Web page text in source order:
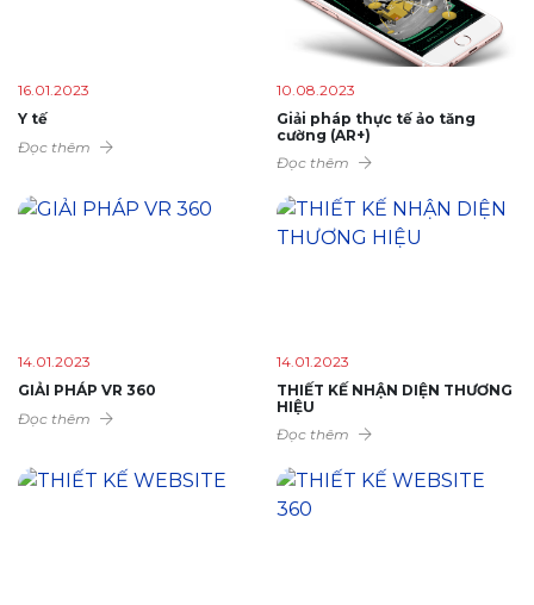
16.01.2023
Y tế
Đọc thêm
10.08.2023
Giải pháp thực tế ảo tăng
cường (AR+)
Đọc thêm
14.01.2023
GIẢI PHÁP VR 360
Đọc thêm
14.01.2023
THIẾT KẾ NHẬN DIỆN THƯƠNG
HIỆU
Đọc thêm